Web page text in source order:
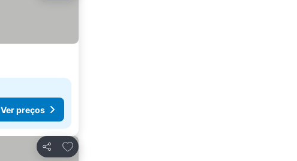
Ver preços
Partilhar
Adicionar aos favoritos